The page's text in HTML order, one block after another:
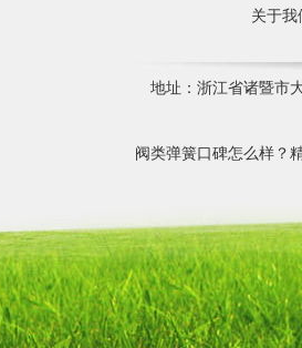
关于我
地址：浙江省诸暨市
阀类弹簧口碑怎么样？